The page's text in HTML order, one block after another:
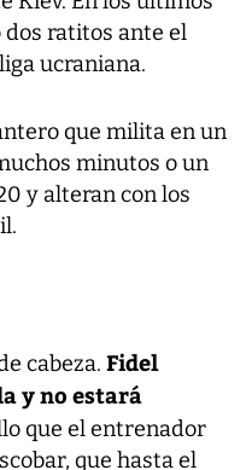
dos ratitos ante el
ucraniana.
que milita en un
minutos o un
y alteran con los
cabeza. Fidel
y no estará
que el entrenador
que hasta el